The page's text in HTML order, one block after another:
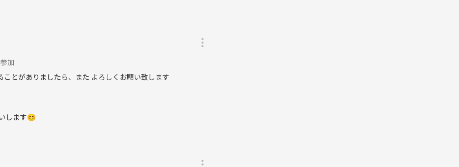
加
とがありましたら、また よろしくお願い致します
します😊